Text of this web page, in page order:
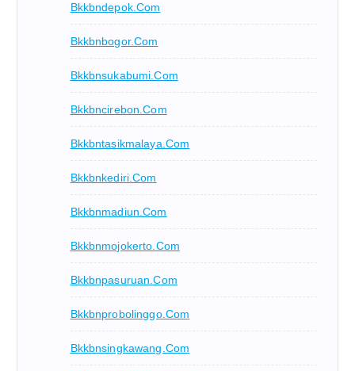
Bkkbndepok.com
Bkkbnbogor.com
Bkkbnsukabumi.com
Bkkbncirebon.com
Bkkbntasikmalaya.com
Bkkbnkediri.com
Bkkbnmadiun.com
Bkkbnmojokerto.com
Bkkbnpasuruan.com
Bkkbnprobolinggo.com
Bkkbnsingkawang.com